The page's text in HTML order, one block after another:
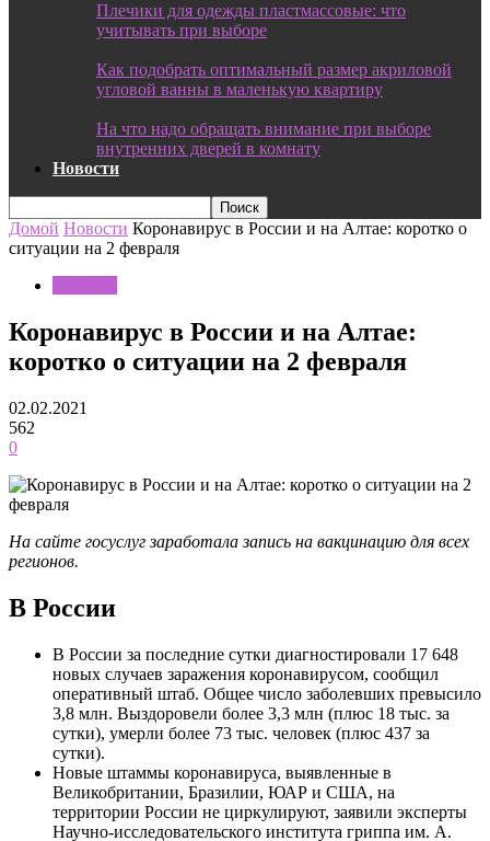
Плечики для одежды пластмассовые: что
учитывать при выборе
Как подобрать оптимальный размер акриловой
угловой ванны в маленькую квартиру
На что надо обращать внимание при выборе
внутренних дверей в комнату
Новости
Домой Новости Коронавирус в России и на Алтае: коротко о
ситуации на 2 февраля
Коронавирус в России и на Алтае:
коротко о ситуации на 2 февраля
02.02.2021
562
0
На сайте госуслуг заработала запись на вакцинацию для всех
регионов.
В России
В России за последние сутки диагностировали 17 648
новых случаев заражения коронавирусом, сообщил
оперативный штаб. Общее число заболевших превысило
3,8 млн. Выздоровели более 3,3 млн (плюс 18 тыс. за
сутки), умерли более 73 тыс. человек (плюс 437 за
сутки).
Новые штаммы коронавируса, выявленные в
Великобритании, Бразилии, ЮАР и США, на
территории России не циркулируют, заявили эксперты
Научно-исследовательского института гриппа им. А.